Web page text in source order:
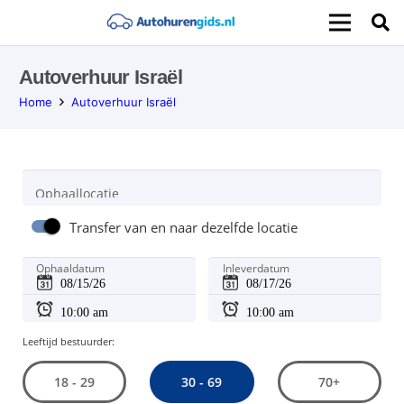
Autoverhuur Israël
Home Autoverhuur Israël
Ophaallocatie
Transfer van en naar dezelfde locatie
Ophaaldatum Inleverdatum
Leeftijd bestuurder:
18 - 29 30 - 69 70+